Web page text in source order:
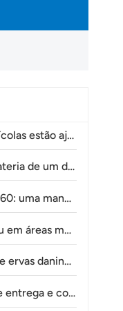
as operações de pulverização de lavouras.
drone agrícola?
para torres de energia em terrenos montanhosos.
nova rota da floresta ao ponto de coleta.
trigo com o drone agrícola A80
a entrega por drone?